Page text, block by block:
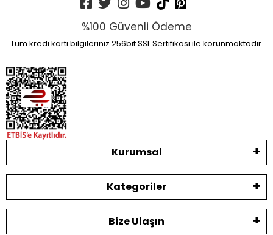
%100 Güvenli Ödeme
Tüm kredi kartı bilgileriniz 256bit SSL Sertifikası ile korunmaktadır.
Kurumsal
Kategoriler
Bize Ulaşın